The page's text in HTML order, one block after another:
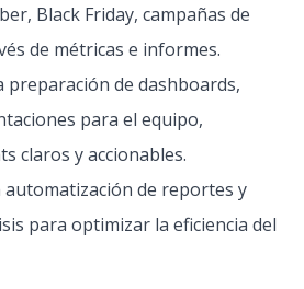
Black Friday, campañas de
de métricas e informes.
preparación de dashboards,
para el equipo,
claros y accionables.
automatización de reportes y
para optimizar la eficiencia del